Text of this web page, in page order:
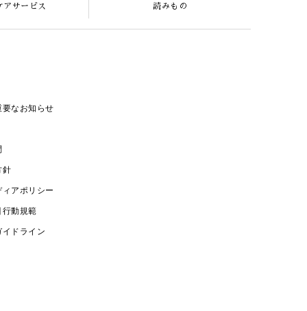
アサービス 読みもの
なお知らせ
針
アポリシー
行動規範
ドライン